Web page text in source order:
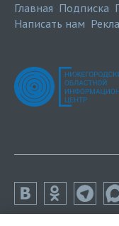
Главная Подписка
Написать нам